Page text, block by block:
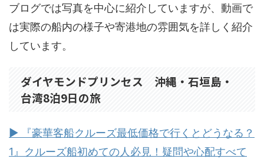
ブログでは写真を中心に紹介していますが、動画で
は実際の船内の様子や寄港地の雰囲気を詳しく紹介
しています。
ダイヤモンドプリンセス 沖縄・石垣島・
台湾8泊9日の旅
▶ 『豪華客船クルーズ最低価格で行くとどうなる？
1』クルーズ船初めての人必見！疑問や心配すべて